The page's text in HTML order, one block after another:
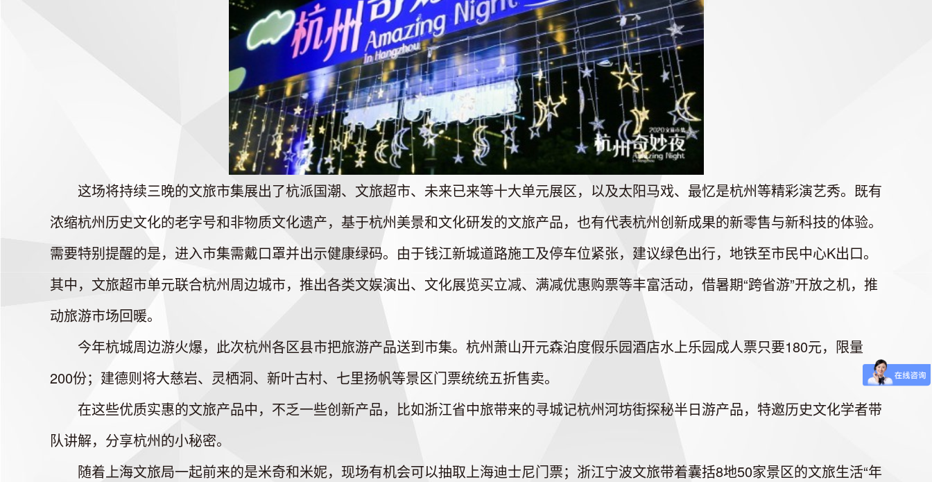
这场将持续三晚的文旅市集展出了杭派国潮、文旅超市、未来已来等十大单元展区，以及太阳马戏、最忆是杭州等精彩演艺秀。既有
浓缩杭州历史文化的老字号和非物质文化遗产，基于杭州美景和文化研发的文旅产品，也有代表杭州创新成果的新零售与新科技的体验。
需要特别提醒的是，进入市集需戴口罩并出示健康绿码。由于钱江新城道路施工及停车位紧张，建议绿色出行，地铁至市民中心K出口。
其中，文旅超市单元联合杭州周边城市，推出各类文娱演出、文化展览买立减、满减优惠购票等丰富活动，借暑期“跨省游”开放之机，推
动旅游市场回暖。
今年杭城周边游火爆，此次杭州各区县市把旅游产品送到市集。杭州萧山开元森泊度假乐园酒店水上乐园成人票只要180元，限量
200份；建德则将大慈岩、灵栖洞、新叶古村、七里扬帆等景区门票统统五折售卖。
在这些优质实惠的文旅产品中，不乏一些创新产品，比如浙江省中旅带来的寻城记杭州河坊街探秘半日游产品，特邀历史文化学者带
队讲解，分享杭州的小秘密。
随着上海文旅局一起前来的是米奇和米妮，现场有机会可以抽取上海迪士尼门票；浙江宁波文旅带着囊括8地50家景区的文旅生活“年